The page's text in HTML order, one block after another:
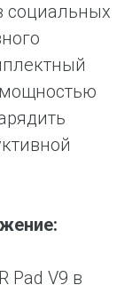
социальных
мощностью
Pad V9 в